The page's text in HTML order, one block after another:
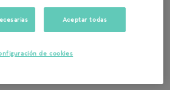
del programa Cantera
Aceptar todas
de cookies